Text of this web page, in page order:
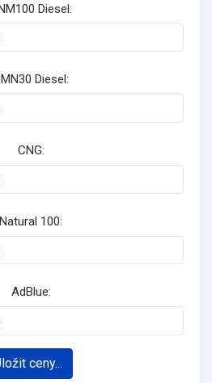
Diesel:
Diesel:
CNG:
Natural 100:
AdBlue:
ceny...